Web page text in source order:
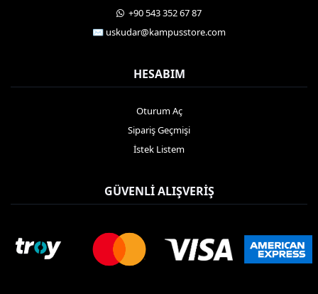
️ +90 543 352 67 87
✉️ uskudar@kampusstore.com
HESABIM
Oturum Aç
Sipariş Geçmişi
İstek Listem
GÜVENLI ALIŞVERIŞ